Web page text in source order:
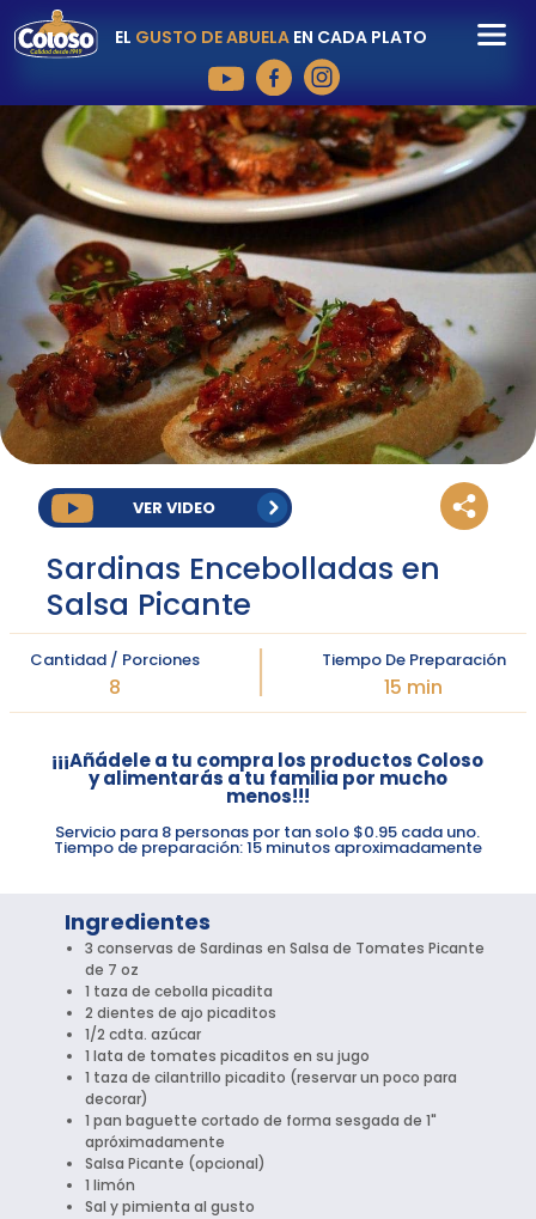
EL GUSTO DE ABUELAEN CADA PLATO
VER VIDEO
Sardinas Encebolladas en
Salsa Picante
Cantidad / Porciones
8
Tiempo De Preparación
15 min
¡¡¡Añádele a tu compra los productos Coloso
y alimentarás a tu familia por mucho
menos!!!
Servicio para 8 personas por tan solo $0.95 cada uno.
Tiempo de preparación: 15 minutos aproximadamente
Ingredientes
3 conservas de Sardinas en Salsa de Tomates Picante
de 7 oz
1 taza de cebolla picadita
2 dientes de ajo picaditos
1/2 cdta. azúcar
1 lata de tomates picaditos en su jugo
1 taza de cilantrillo picadito (reservar un poco para
decorar)
1 pan baguette cortado de forma sesgada de 1"
apróximadamente
Salsa Picante (opcional)
1 limón
Sal y pimienta al gusto